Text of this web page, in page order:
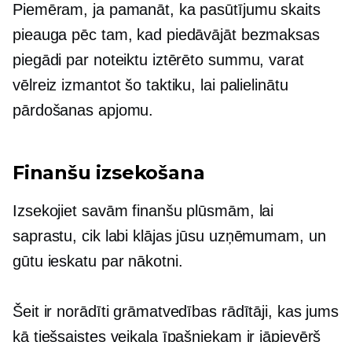
Piemēram, ja pamanāt, ka pasūtījumu skaits
pieauga pēc tam, kad piedāvājāt bezmaksas
piegādi par noteiktu iztērēto summu, varat
vēlreiz izmantot šo taktiku, lai palielinātu
pārdošanas apjomu.
Finanšu izsekošana
Izsekojiet savām finanšu plūsmām, lai
saprastu, cik labi klājas jūsu uzņēmumam, un
gūtu ieskatu par nākotni.
Šeit ir norādīti grāmatvedības rādītāji, kas jums
kā tiešsaistes veikala īpašniekam ir jāpievērš